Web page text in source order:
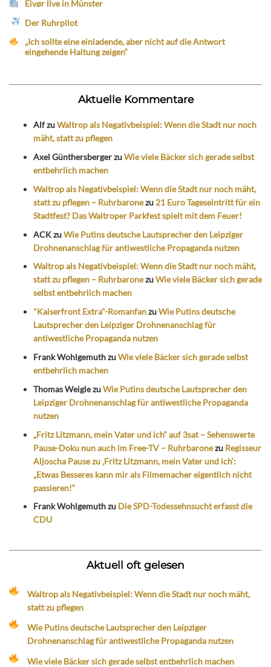
Eivør live in Münster
Der Ruhrpilot
„Ich sollte eine einladende, aber nicht auf die Antwort
eingehende Haltung zeigen“
Aktuelle Kommentare
AlfzuWaltrop als Negativbeispiel: Wenn die Stadt nur noch
mäht, statt zu pflegen
Axel GünthersbergerzuWie viele Bäcker sich gerade selbst
entbehrlich machen
Waltrop als Negativbeispiel: Wenn die Stadt nur noch mäht,
statt zu pflegen – Ruhrbaronezu 21 Euro Tageseintritt für ein
Stadtfest? Das Waltroper Parkfest spielt mit dem Feuer!
ACKzuWie Putins deutsche Lautsprecher den Leipziger
Drohnenanschlag für antiwestliche Propaganda nutzen
Waltrop als Negativbeispiel: Wenn die Stadt nur noch mäht,
statt zu pflegen – RuhrbaronezuWie viele Bäcker sich gerade
selbst entbehrlich machen
"Kaiserfront Extra"-RomanfanzuWie Putins deutsche
Lautsprecher den Leipziger Drohnenanschlag für
antiwestliche Propaganda nutzen
Frank WohlgemuthzuWie viele Bäcker sich gerade selbst
entbehrlich machen
Thomas WeiglezuWie Putins deutsche Lautsprecher den
Leipziger Drohnenanschlag für antiwestliche Propaganda
nutzen
„Fritz Litzmann, mein Vater und ich“ auf 3sat – Sehenswerte
Pause-Doku nun auch im Free-TV – Ruhrbaronezu Regisseur
Aljoscha Pause zu ‚Fritz Litzmann, mein Vater und ich‘:
„Etwas Besseres kann mir als Filmemacher eigentlich nicht
passieren!“
Frank Wohlgemuthzu Die SPD-Todessehnsucht erfasst die
CDU
Aktuell oft gelesen
Waltrop als Negativbeispiel: Wenn die Stadt nur noch mäht,
statt zu pflegen
Wie Putins deutsche Lautsprecher den Leipziger
Drohnenanschlag für antiwestliche Propaganda nutzen
Wie viele Bäcker sich gerade selbst entbehrlich machen